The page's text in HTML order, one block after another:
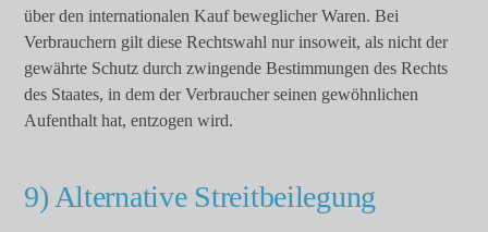
über den internationalen Kauf beweglicher Waren. Bei
Verbrauchern gilt diese Rechtswahl nur insoweit, als nicht der
gewährte Schutz durch zwingende Bestimmungen des Rechts
des Staates, in dem der Verbraucher seinen gewöhnlichen
Aufenthalt hat, entzogen wird.
9) Alternative Streitbeilegung